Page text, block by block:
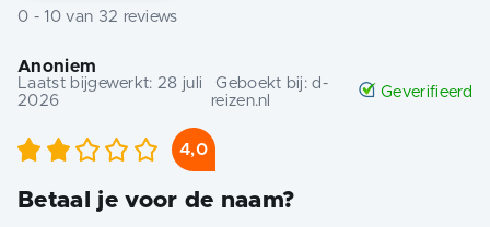
0 - 10van 32 reviews
Anoniem
Laatst bijgewerkt: 28 juli
2026
Geboekt bij:d-
reizen.nl
Geverifieerd
4,0
Betaal je voor de naam?